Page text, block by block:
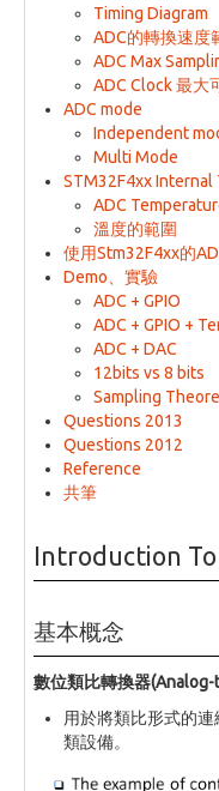
Timing Diagram
ADC的轉換速度
ADC Max
ADC Clock 最大
ADC mode
Independent
Multi Mode
STM32F4xx
ADC
溫度的範圍
使用Stm32F4xx的
Demo、實驗
ADC + GPIO
ADC + GPIO +
ADC + DAC
12bits vs 8 bits
Sampling
Questions 2013
Questions 2012
Reference
共筆
Introduction To
基本概念
數位類比轉換器
用於將類比形式的
類設備。